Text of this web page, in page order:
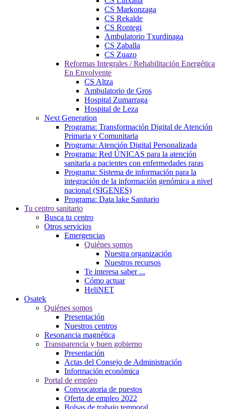
CS Markonzaga
CS Rekalde
CS Rontegi
Ambulatorio Txurdinaga
CS Zaballa
CS Zuazo
Reformas Integrales / Rehabilitación Energética
En Envolvente
CS Altza
Ambulatorio de Gros
Hospital Zumarraga
Hospital de Leza
Next Generation
Programa: Transformación Digital de Atención
Primaria y Comunitaria
Programa: Atención Digital Personalizada
Programa: Red ÚNICAS para la atención
sanitaria a pacientes con enfermedades raras
Programa: Sistema de información para la
integración de la información genómica a nivel
nacional (SIGENES)
Programa: Data lake Sanitario
Tu centro sanitario
Busca tu centro
Otros servicios
Emergencias
Quiénes somos
Nuestra organización
Nuestros recursos
Te interesa saber ...
Cómo actuar
HeliNET
Osatek
Quiénes somos
Presentación
Nuestros centros
Resonancia magnética
Transparencia y buen gobierno
Presentación
Actas del Consejo de Administración
Información económica
Portal de empleo
Convocatoria de puestos
Oferta de empleo 2022